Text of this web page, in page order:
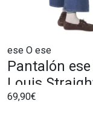
ese O ese
Pantalón ese
Louis
69,90€